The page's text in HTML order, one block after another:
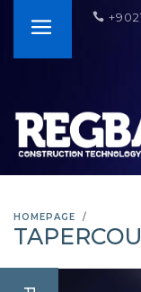
HOMEPAGE